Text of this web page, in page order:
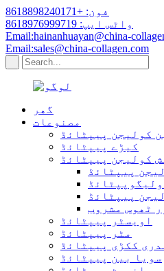
فون: +8618898240171
واٹس ایپ: 8618976999719
Email:hainanhuayan@china-
Email:sales@china-collagen.com
گھر
مصنوعات
کولیجن پیپٹائڈ
کیڑے پیپٹائڈ
کولیجن پیپٹائڈ
پیپٹائڈ
پیپٹائڈ
ٹھوس مشروب
اویسٹر پیپٹائڈ
مٹر پیپٹائڈ
ککڑی پیپٹائڈ
سویا بین پیپٹائڈ